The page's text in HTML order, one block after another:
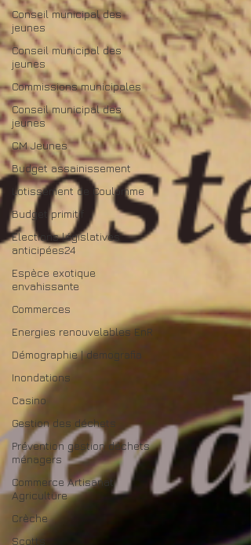
Conseil municipal des
jeunes
Conseil municipal des
jeunes
Commissions municipales
Conseil municipal des
jeunes
CM Jeunes
Budget assainissement
Lotissement de Coulomme
Budget primitif
Elections législatives
anticipées24
Espèce exotique
envahissante
Commerces
Energies renouvelables EnR
Démographie | demografia
Inondations
Casino
Gestion des déchets
Prévention gestion déchets
ménagers
Commerce Artisanat
Agriculture
Crèche
Scotts